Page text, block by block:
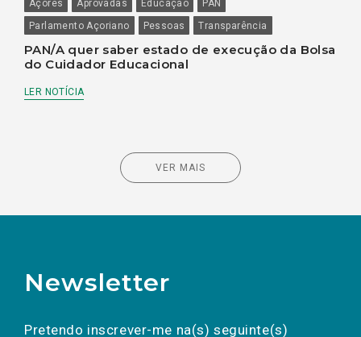
Açores Aprovadas Educação
PAN
Parlamento Açoriano
Pessoas Transparência
PAN/A quer saber estado de execução da Bolsa
do Cuidador Educacional
LER NOTÍCIA
VER MAIS
Newsletter
Pretendo inscrever-me na(s) seguinte(s)
a(s) newsletter(s).
mail